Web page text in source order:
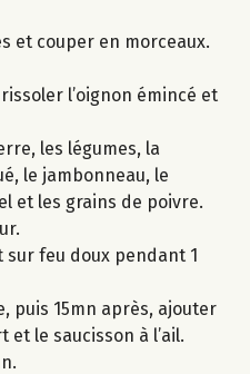
et couper en morceaux.
l’oignon émincé et
les légumes, la
le jambonneau, le
et les grains de poivre.
sur feu doux pendant 1
puis 15mn après, ajouter
et le saucisson à l’ail.